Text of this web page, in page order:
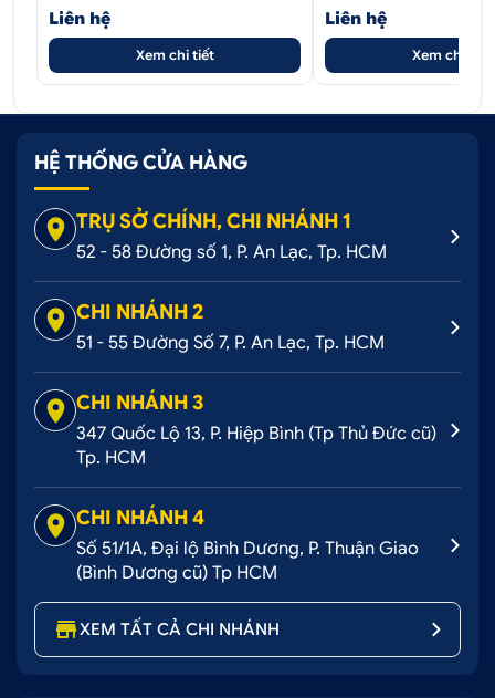
Màn lột xác cực ấn tượng khi dán đổi màu bạc mờ
Ford Ranger
2. Lợi ích khi dán đổi màu trắng mờ
Hyundai Genesis
Không gây ảnh hưởng đến sơn zin của xe, dễ
dàng tháo gỡ quay trở vệ hiện trạng gốc bất cứ
lúc nào
tróc từ các tác động bên ngoài
Thời gian thi công nhanh chóng, hoàn thiện
nhanh trong ngày
dán đổi màu trắng mờ Hyundai
Liên hệ
Xem chi tiết
Liên hệ
Xem chi tiết
HỆ THỐNG CỬA HÀNG
TRỤ SỞ CHÍNH, CHI NHÁNH 1
52 - 58 Đường số 1, P. An Lạc, Tp. HCM
CHI NHÁNH 2
51 - 55 Đường Số 7, P. An Lạc, Tp. HCM
CHI NHÁNH 3
347 Quốc Lộ 13, P. Hiệp Bình (Tp Thủ Đức cũ)
Tp. HCM
CHI NHÁNH 4
Số 51/1A, Đại lộ Bình Dương, P. Thuận Giao
(Bình Dương cũ) Tp HCM
XEM TẤT CẢ CHI NHÁNH